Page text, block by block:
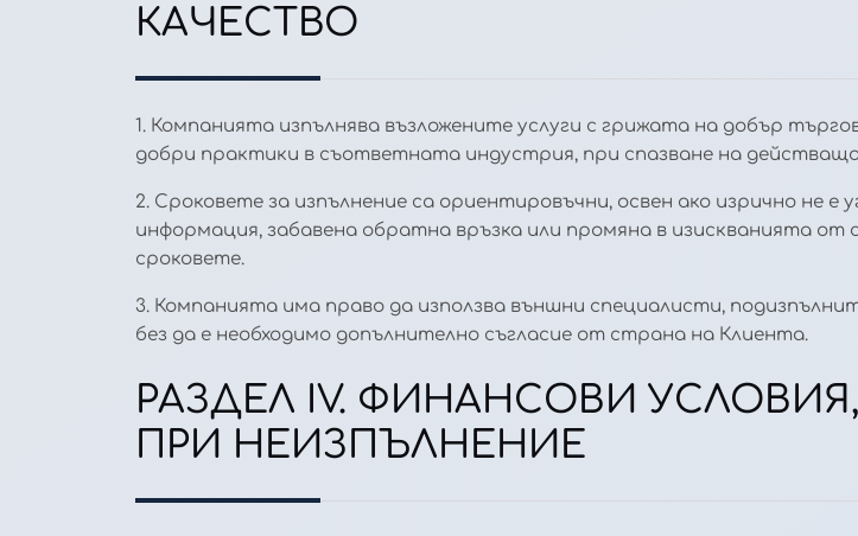
КАЧЕСТВО
1. Компанията изпълнява възложените услуги с грижата на добър
добри практики в съответната индустрия, при спазване на
2. Сроковете за изпълнение са ориентировъчни, освен ако изрично не
информация, забавена обратна връзка или промяна в изискванията
сроковете.
3. Компанията има право да използва външни специалисти,
без да е необходимо допълнително съгласие от страна на Клиента.
РАЗДЕЛ IV. ФИНАНСОВИ
ПРИ НЕИЗПЪЛНЕНИЕ